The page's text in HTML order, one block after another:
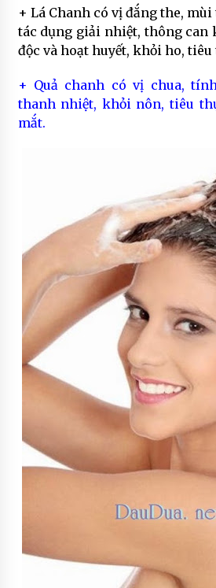
+ Lá Chanh có vị đắng the,
tác dụng giải nhiệt, thông can
độc và hoạt huyết, khỏi ho, tiêu
+ Quả chanh có vị chua,
thanh nhiệt, khỏi nôn, tiêu
mắt.